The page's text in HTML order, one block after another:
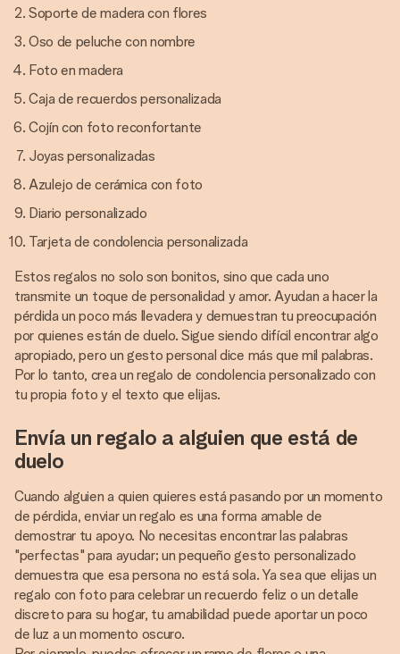
Soporte de madera con flores
Oso de peluche con nombre
Foto en madera
Caja de recuerdos personalizada
Cojín con foto reconfortante
Joyas personalizadas
Azulejo de cerámica con foto
Diario personalizado
Tarjeta de condolencia personalizada
Estos regalos no solo son bonitos, sino que cada uno
transmite un toque de personalidad y amor. Ayudan a hacer la
pérdida un poco más llevadera y demuestran tu preocupación
por quienes están de duelo. Sigue siendo difícil encontrar algo
apropiado, pero un gesto personal dice más que mil palabras.
Por lo tanto, crea un regalo de condolencia personalizado con
tu propia foto y el texto que elijas.
Envía un regalo a alguien que está de
duelo
Cuando alguien a quien quieres está pasando por un momento
de pérdida, enviar un regalo es una forma amable de
demostrar tu apoyo. No necesitas encontrar las palabras
"perfectas" para ayudar; un pequeño gesto personalizado
demuestra que esa persona no está sola. Ya sea que elijas un
regalo con foto para celebrar un recuerdo feliz o un detalle
discreto para su hogar, tu amabilidad puede aportar un poco
de luz a un momento oscuro.